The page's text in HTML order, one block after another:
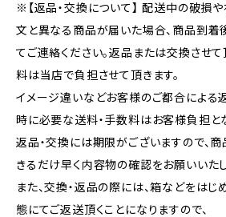
※【返品・交換について】 配送中の破損
文と異なる商品が届いた場合、商品到着
てご連絡ください。返品または交換させて
料は当店で負担させて頂きます。
イメージ違いなどお客様のご都合による
時に必要な送料・手数料はお客様負担と
返品・交換には期限がございますので、商
きるだけ早く内容物の確認をお願いいたし
また、交換・返品の際には、箱などをは
態にてご返送頂くことになりますので、